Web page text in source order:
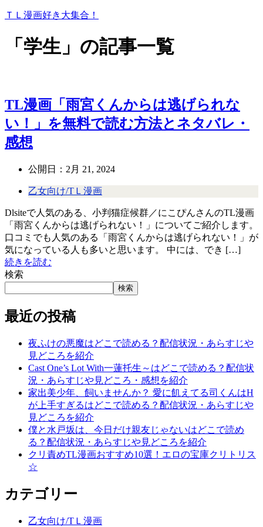
ＴＬ漫画好き大集合！
「学生」の記事一覧
TL漫画「雨宮くんからは逃げられな
い！」を無料で読む方法とネタバレ・
感想
公開日： 2月 21, 2024
乙女向け/TＬ漫画
Dlsiteで人気のある、小判猫症候群／にこぴんさんのTL漫画
「雨宮くんからは逃げられない！」についてご紹介します。
口コミでも人気のある「雨宮くんからは逃げられない！」が
気になっている人も多いと思います。 中には、でき […]
続きを読む
検索
検索
最近の投稿
夜ふけの悪魔はどこで読める？配信状況・あらすじや
見どころを紹介
Cast One’s Lot With一蓮托生～はどこで読める？配信状
況・あらすじや見どころ・感想を紹介
家出美少年、飼いませんか？ 愛に飢えてる司くんはH
が上手すぎるはどこで読める？配信状況・あらすじや
見どころを紹介
僕と水戸坂は、今日だけ親友じゃないはどこで読め
る？配信状況・あらすじや見どころを紹介
クリ責めTL漫画おすすめ10選！エロの宝庫クリトリス
☆
カテゴリー
乙女向け/TＬ漫画